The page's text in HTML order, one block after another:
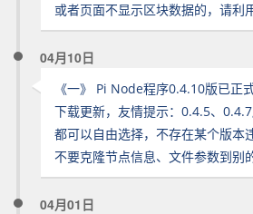
或者页面不显示区块数据的，请利
04月10日
《一》 Pi Node程序0.4.10版已正
下载更新，友情提示：0.4.5、
都可以自由选择，不存在某个版本
不要克隆节点信息、文件参数到别
04月01日